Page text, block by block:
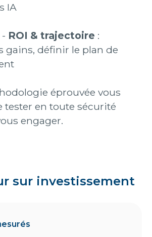
IA
ROI & trajectoire :
gains, définir le plan de
éprouvée vous
tester en toute sécurité
engager.
sur investissement